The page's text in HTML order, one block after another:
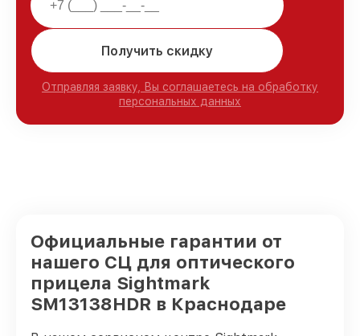
Получить скидку
Отправляя заявку, Вы соглашаетесь на обработку
персональных данных
Официальные гарантии от
нашего СЦ для оптического
прицела Sightmark
SM13138HDR в Краснодаре